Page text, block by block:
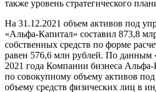
также уровень стратегического
На 31.12.2021 объем активов под
«Альфа-Капитал» составил 873,8
собственных средств по форме
равен 576,6 млн рублей. По данным
2021 года Компании бизнеса Альфа-
по совокупному объему активов
объему средств физических лиц в